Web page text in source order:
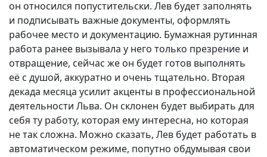
он относился попустительски. Лев будет заполнять
и подписывать важные документы, оформлять
рабочее место и документацию. Бумажная рутинная
работа ранее вызывала у него только презрение и
отвращение, сейчас же он будет готов выполнять
её с душой, аккуратно и очень тщательно. Вторая
декада месяца усилит акценты в профессиональной
деятельности Льва. Он склонен будет выбирать для
себя ту работу, которая ему интересна, но которая
не так сложна. Можно сказать, Лев будет работать в
автоматическом режиме, попутно обдумывая свои